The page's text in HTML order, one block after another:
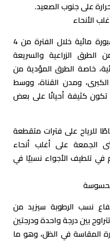
على جنوب الصعيد.
الأنحاء
أشارت "الأرصاد" إلى تكون شبورة مائية خلال الفترة من 4
من الطرق الزراعية والسريعة
خاصة الطرق المؤدية من
ومدن القناة، ووسط
تكون كثيفة أحيانًا على بعض
للرياح على فترات متقطعة
الجمعة على أغلب أنحاء
تلطيف الأجواء نسبيًا في
نسب الرطوبة سيزيد من
بين درجة واحدة ودرجتين
المقاسة في الظل، وهو ما